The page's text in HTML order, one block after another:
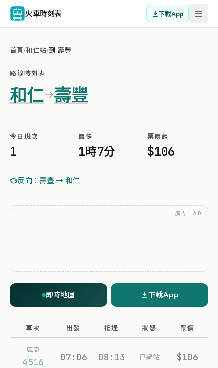
火車時刻表 下載App
首頁/和仁站/到 壽豐
路線時刻表
和仁 壽豐
今日班次
1
最快
1時7分
票價起
$106
反向：壽豐 → 和仁
廣告 · AD
即時地圖 下載App
車次 出發 抵達 狀態 票價
區間
4516 07:06 08:13 已過站 $106